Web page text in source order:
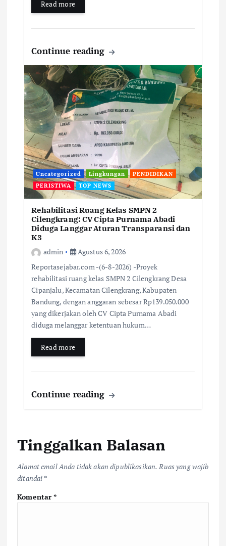
Read more
Continue reading
Uncategorized Lingkungan
PENDIDIKAN
PERISTIWA
TOP NEWS
Rehabilitasi Ruang Kelas SMPN 2
Cilengkrang: CV Cipta Purnama Abadi
Diduga Langgar Aturan Transparansi dan
K3
admin
Agustus 6, 2026
Reportasejabar.com -(6-8-2026) -Proyek
rehabilitasi ruang kelas SMPN 2 Cilengkrang Desa
Cipanjalu, Kecamatan Cilengkrang, Kabupaten
Bandung, dengan anggaran sebesar Rp139.050.000
yang dikerjakan oleh CV Cipta Purnama Abadi
diduga melanggar ketentuan hukum…
Read more
Continue reading
Tinggalkan Balasan
Alamat email Anda tidak akan dipublikasikan. Ruas yang wajib
ditandai *
Komentar*